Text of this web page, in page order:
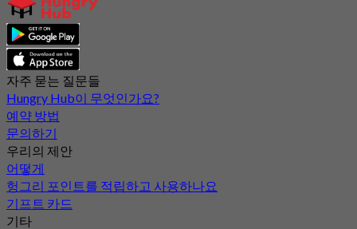
자주 묻는 질문들
Hungry Hub이 무엇인가요?
예약 방법
문의하기
우리의 제안
어떻게
헝그리 포인트를 적립하고 사용하나요
기프트 카드
기타